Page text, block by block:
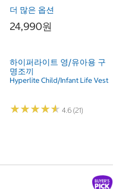
더 많은 옵션
24,990원
하이퍼라이트 영/유아용 구
명조끼
Hyperlite Child/Infant Life Vest
★★★★★
★★★★★ 4.6 (21)